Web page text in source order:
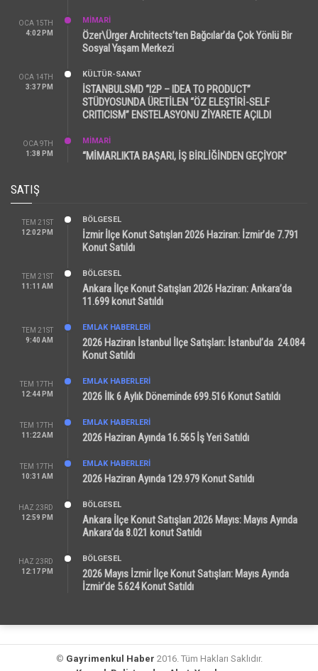
OCA 15TH
4:02 PM
MİMARİ
Özer\Ürger Architects’ten Bağcılar’da Çok Yönlü Bir
Sosyal Yaşam Merkezi
OCA 14TH
3:37 PM
KÜLTÜR-SANAT
İSTANBULSMD “I2P – IDEA TO PRODUCT”
STÜDYOSUNDA ÜRETİLEN “ÖZ ELEŞTİRİ-SELF
CRITICISM” ENSTELASYONU ZİYARETE AÇILDI
OCA 9TH
1:38 PM
MİMARİ
“MİMARLIKTA BAŞARI, İŞ BİRLİĞİNDEN GEÇİYOR”
SATIŞ
TEM 21ST
12:02 PM
BÖLGESEL
İzmir İlçe Konut Satışları 2026 Haziran: İzmir’de 7.791
Konut Satıldı
TEM 21ST
11:11 AM
BÖLGESEL
Ankara İlçe Konut Satışları 2026 Haziran: Ankara’da
11.699 konut Satıldı
TEM 21ST
9:40 AM
EMLAK HABERLERI
2026 Haziran İstanbul İlçe Satışları: İstanbul’da 24.084
Konut Satıldı
TEM 17TH
12:44 PM
EMLAK HABERLERI
2026 İlk 6 Aylık Döneminde 699.516 Konut Satıldı
TEM 17TH
11:22 AM
EMLAK HABERLERI
2026 Haziran Ayında 16.565 İş Yeri Satıldı
TEM 17TH
10:31 AM
EMLAK HABERLERI
2026 Haziran Ayında 129.979 Konut Satıldı
HAZ 23RD
12:59 PM
BÖLGESEL
Ankara İlçe Konut Satışları 2026 Mayıs: Mayıs Ayında
Ankara’da 8.021 konut Satıldı
HAZ 23RD
12:17 PM
BÖLGESEL
2026 Mayıs İzmir İlçe Konut Satışları: Mayıs Ayında
İzmir’de 5.624 Konut Satıldı
© Gayrimenkul Haber 2016. Tüm Hakları Saklıdır.